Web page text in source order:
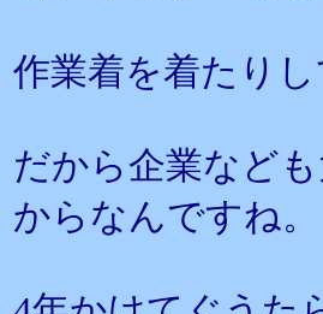
作業着を着たり
だから企業など
からなんですね。